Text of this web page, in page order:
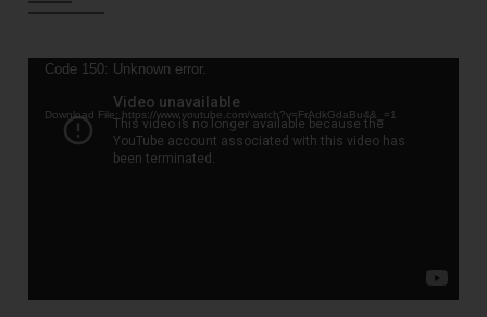
Video
Code 150: Unknown error.
Download File: https://www.youtube.com/watch?v=FrAdkGdaBu4&_=1